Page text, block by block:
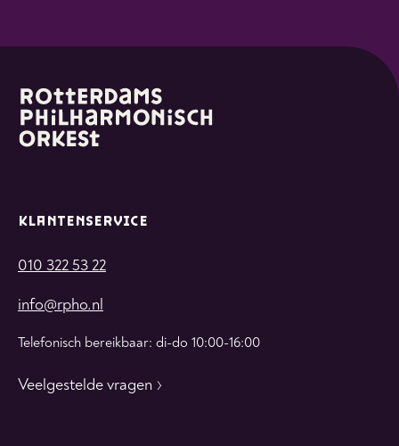
KLANTENSERVICE
010 322 53 22
info@rpho.nl
Telefonisch bereikbaar: di-do 10:00-16:00
Veelgestelde vragen